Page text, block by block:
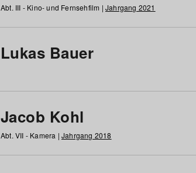
Abt. III - Kino- und Fernsehfilm | Jahrgang 2021
Lukas Bauer
Jacob Kohl
Abt. VII - Kamera | Jahrgang 2018